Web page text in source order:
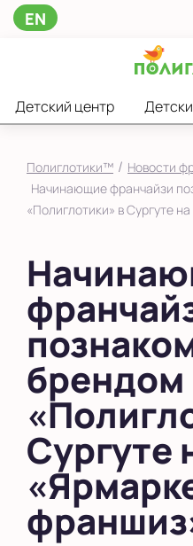
EN
Детский центр
Полиглотики™ / Новости
Начинающие франчайзи
«Полиглотики» в Сургуте
брендом
Сургуте